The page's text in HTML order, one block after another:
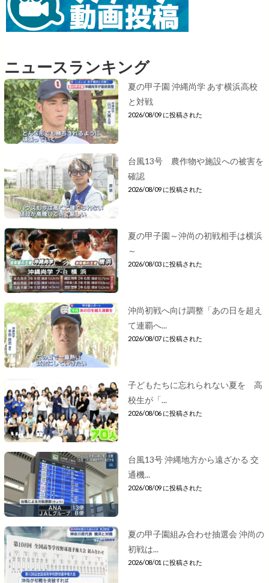
ニュースランキング
夏の甲子園 沖縄尚学 あす横浜高校
と対戦
2026/08/09 に投稿された
台風13号 農作物や施設への被害を
確認
2026/08/09 に投稿された
夏の甲子園～沖尚の初戦相手は横浜
～
2026/08/03 に投稿された
沖尚初戦へ向け調整「あの日を超え
て連覇へ...
2026/08/07 に投稿された
子どもたちに忘れられない夏を 高
校生が「...
2026/08/06 に投稿された
台風13号 沖縄地方から遠ざかる 交
通機...
2026/08/09 に投稿された
夏の甲子園組み合わせ抽選会 沖尚の
初戦は...
2026/08/01 に投稿された